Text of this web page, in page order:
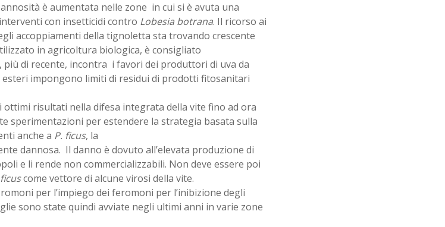
è aumentata nelle zone in cui si è avuta una
con insetticidi contro Lobesia botrana. Il ricorso ai
accoppiamenti della tignoletta sta trovando crescente
in agricoltura biologica, è consigliato
più di recente, incontra i favori dei produttori di uva da
impongono limiti di residui di prodotti fitosanitari
risultati nella difesa integrata della vite fino ad ora
sperimentazioni per estendere la strategia basata sulla
anche a P. ficus, la
dannosa. Il danno è dovuto all’elevata produzione di
e li rende non commercializzabili. Non deve essere poi
come vettore di alcune virosi della vite.
per l’impiego dei feromoni per l’inibizione degli
sono state quindi avviate negli ultimi anni in varie zone